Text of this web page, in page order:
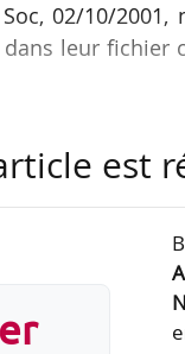
02/10/2001,
leur fichier
est